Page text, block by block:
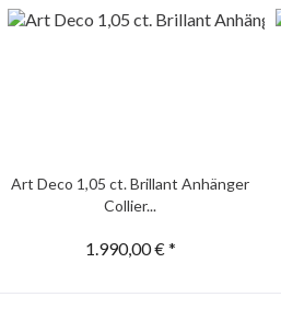
Art Deco 1,05 ct. Brillant Anhänger
Collier...
1.990,00 € *